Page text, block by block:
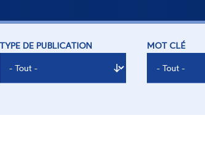
TYPE DE PUBLICATION MOT CLÉ